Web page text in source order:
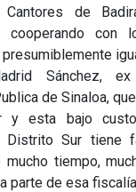
de
cooperando con
Sánchez,
de Sinaloa,
y esta bajo
Distrito Sur tiene
mucho tiempo,
parte de esa